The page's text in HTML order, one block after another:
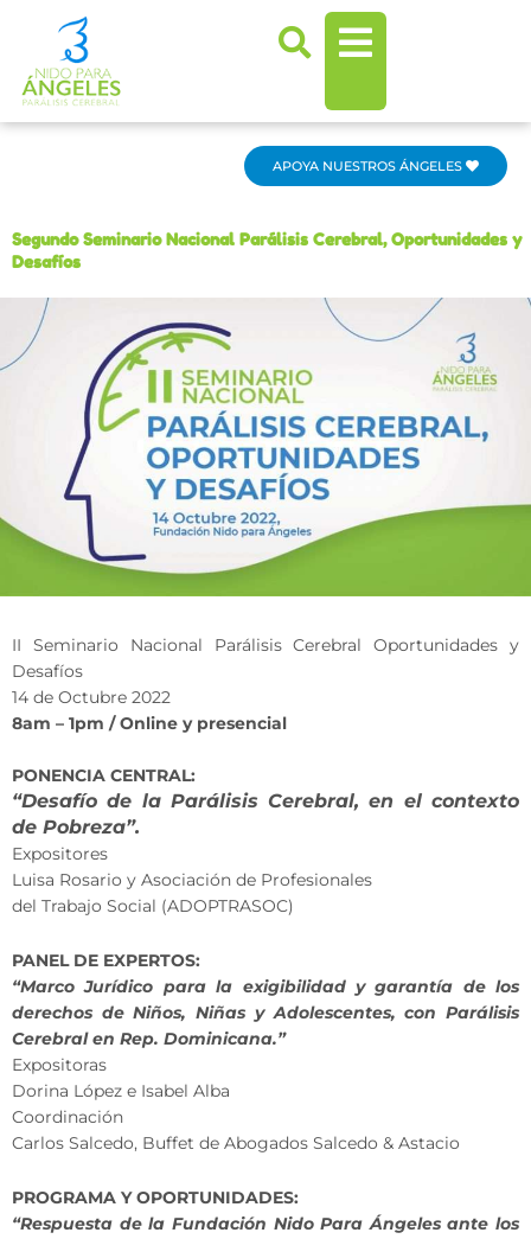
contenido
APOYA NUESTROS ÁNGELES
Segundo Seminario Nacional Parálisis Cerebral, Oportunidades y
Desafíos
II Seminario Nacional Parálisis Cerebral Oportunidades y
Desafíos
14 de Octubre 2022
8am – 1pm / Online y presencial
PONENCIA CENTRAL:
“Desafío de la Parálisis Cerebral, en el contexto
de Pobreza”.
Expositores
Luisa Rosario y Asociación de Profesionales
del Trabajo Social (ADOPTRASOC)
PANEL DE EXPERTOS:
“Marco Jurídico para la exigibilidad y garantía de los
derechos de Niños, Niñas y Adolescentes, con Parálisis
Cerebral en Rep. Dominicana.”
Expositoras
Dorina López e Isabel Alba
Coordinación
Carlos Salcedo, Buffet de Abogados Salcedo & Astacio
PROGRAMA Y OPORTUNIDADES:
“Respuesta de la Fundación Nido Para Ángeles ante los